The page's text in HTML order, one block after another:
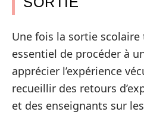
Une fois la sortie
essentiel de procéder à
apprécier l’expérience
recueillir des retours
et des enseignants sur